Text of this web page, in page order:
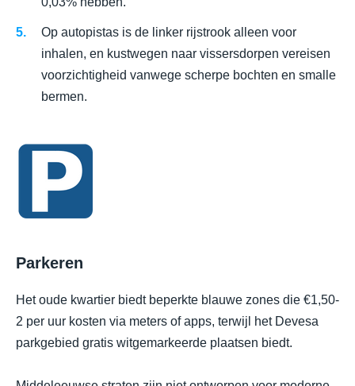
Op autopistas is de linker rijstrook alleen voor
inhalen, en kustwegen naar vissersdorpen vereisen
voorzichtigheid vanwege scherpe bochten en smalle
bermen.
Parkeren
Het oude kwartier biedt beperkte blauwe zones die €1,50-
2 per uur kosten via meters of apps, terwijl het Devesa
parkgebied gratis witgemarkeerde plaatsen biedt.